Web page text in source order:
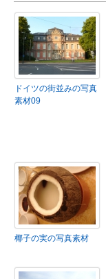
ドイツの街並みの写真
素材09
椰子の実の写真素材